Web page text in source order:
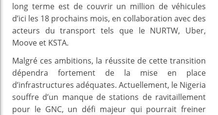
long terme est de couvrir un million de véhicules
d’ici les 18 prochains mois, en collaboration avec des
acteurs du transport tels que le NURTW, Uber,
Moove et KSTA.
Malgré ces ambitions, la réussite de cette transition
dépendra fortement de la mise en place
d’infrastructures adéquates. Actuellement, le Nigeria
souffre d’un manque de stations de ravitaillement
pour le GNC, un défi majeur qui pourrait freiner